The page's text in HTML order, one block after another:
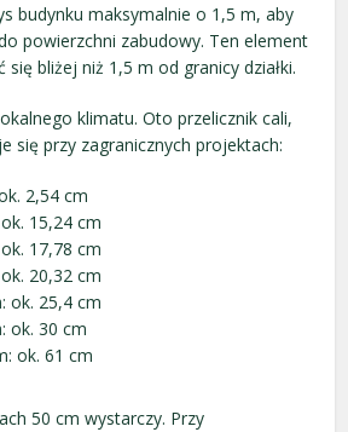
budynku maksymalnie o 1,5 m, aby
powierzchni zabudowy. Ten element
bliżej niż 1,5 m od granicy działki.
klimatu. Oto przelicznik cali,
się przy zagranicznych projektach:
2,54 cm
15,24 cm
17,78 cm
20,32 cm
ok. 25,4 cm
ok. 30 cm
ok. 61 cm
50 cm wystarczy. Przy